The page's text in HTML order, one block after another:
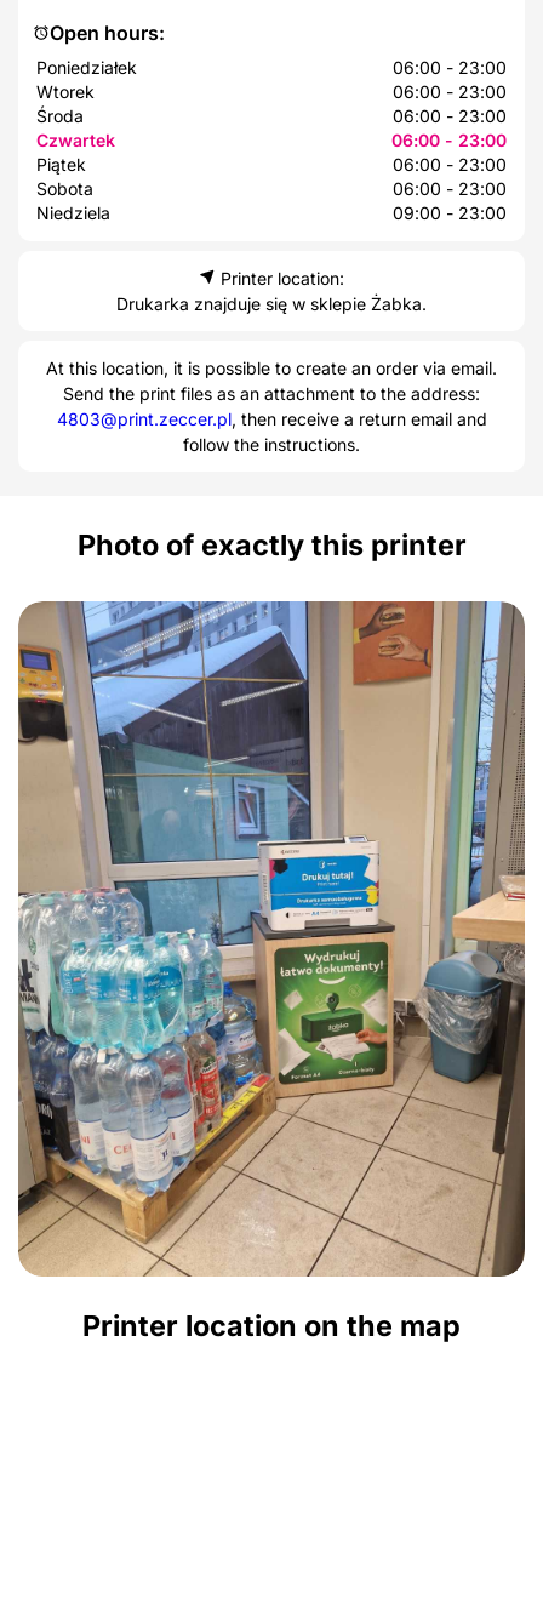
Open hours:
Poniedziałek
06:00 - 23:00
Wtorek
06:00 - 23:00
Środa
06:00 - 23:00
Czwartek
06:00 - 23:00
Piątek
06:00 - 23:00
Sobota
06:00 - 23:00
Niedziela
09:00 - 23:00
Printer location:
Drukarka znajduje się w sklepie Żabka.
At this location, it is possible to create an order via email.
Send the print files as an attachment to the address:
4803@print.zeccer.pl, then receive a return email and
follow the instructions.
Photo of exactly this printer
Printer location on the map